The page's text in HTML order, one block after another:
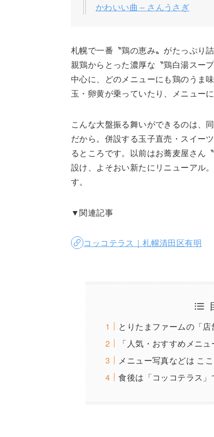
かわいい曲 – さんうさぎ
札幌で一番〝鶏の恵み〟がたっぷり
親鶏からとった濃厚な〝鶏白湯スー
中心に、どのメニューにも鶏のうま
玉・卵黄が乗っていたり、メニュー
こんな大盤振る舞いができるのは、
だから。併設する玉子直売・スイー
るところです。以前はお蕎麦屋さん
設け、よそおい新たにリニューアル
す。
▼関連記事
コッコテラス｜札幌清田区有明
とりたまファームの「
「人気・おすすめメニュ
メニュー写真などは こ
食後は「コッコテラス